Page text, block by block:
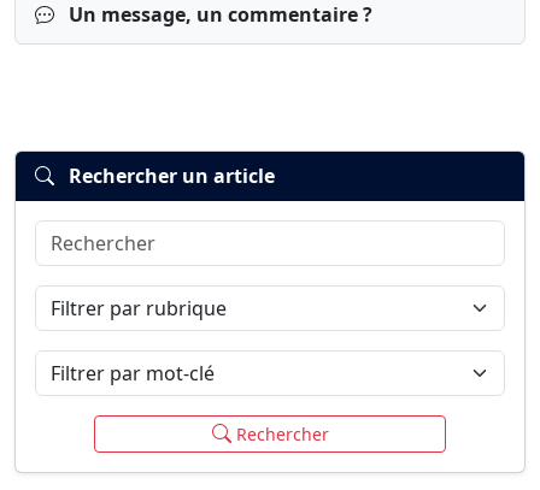
Un message, un commentaire ?
Connexion
Rechercher un article
Rechercher
Filtrer par rubrique
Filtrer par mot-clé
Rechercher